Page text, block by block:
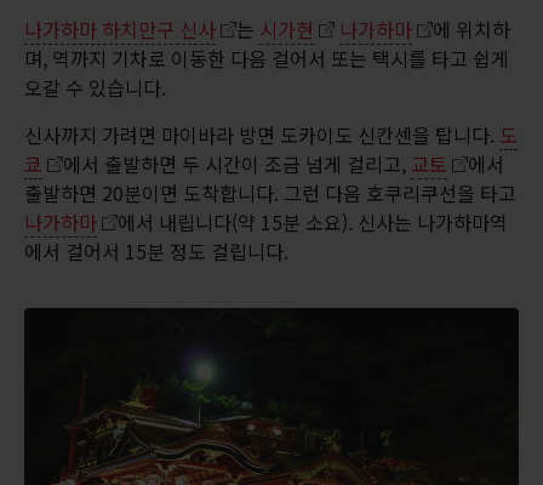
나가하마 하치만구 신사 는 시가현 나가하마
에 위치하
며, 역까지 기차로 이동한 다음 걸어서 또는 택시를 타고 쉽게
오갈 수 있습니다.
신사까지 가려면 마이바라 방면 도카이도 신칸센을 탑니다. 도
쿄
에서 출발하면 두 시간이 조금 넘게 걸리고, 교토
에서
출발하면 20분이면 도착합니다. 그런 다음 호쿠리쿠선을 타고
나가하마
에서 내립니다(약 15분 소요). 신사는 나가하마역
에서 걸어서 15분 정도 걸립니다.